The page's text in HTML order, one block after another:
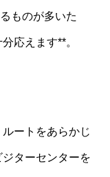
ものが多いた
応えます**。
ートをあらかじ
ターセンターを